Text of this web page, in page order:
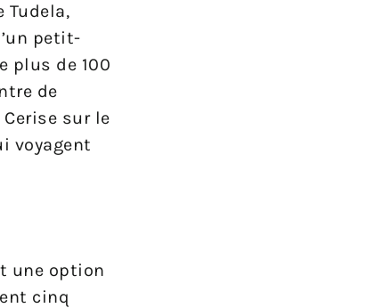
Tudela,
petit-
plus de 100
de
sur le
voyagent
une option
cinq